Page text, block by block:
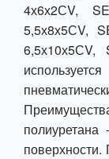
4х6х2СV,
5,5х8х5СV,
6,5х10х5СV,
полиуретана
поверхности.